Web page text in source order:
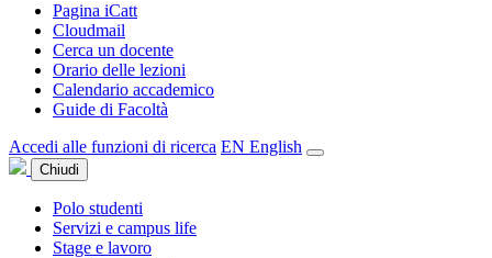
Pagina iCatt
Cloudmail
Cerca un docente
Orario delle lezioni
Calendario accademico
Guide di Facoltà
Accedi alle funzioni di ricerca EN English
Chiudi
Polo studenti
Servizi e campus life
Stage e lavoro